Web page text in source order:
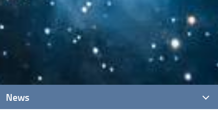
News